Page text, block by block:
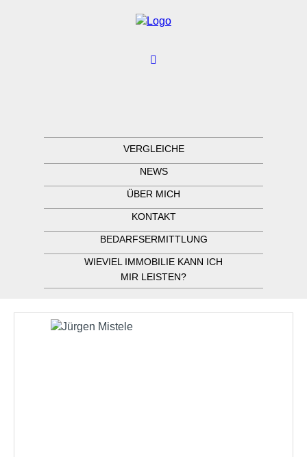
VERGLEICHE
NEWS
ÜBER MICH
KONTAKT
BEDARFSERMITTLUNG
WIEVIEL IMMOBILIE KANN ICH
MIR LEISTEN?